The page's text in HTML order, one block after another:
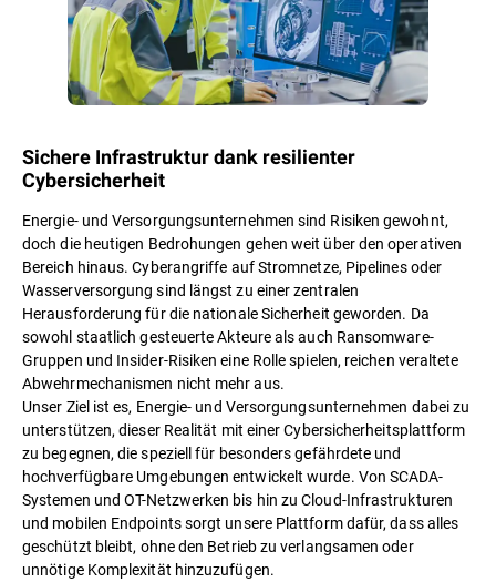
Sichere Infrastruktur dank resilienter
Cybersicherheit
Energie- und Versorgungsunternehmen sind Risiken gewohnt,
doch die heutigen Bedrohungen gehen weit über den operativen
Bereich hinaus. Cyberangriffe auf Stromnetze, Pipelines oder
Wasserversorgung sind längst zu einer zentralen
Herausforderung für die nationale Sicherheit geworden. Da
sowohl staatlich gesteuerte Akteure als auch Ransomware-
Gruppen und Insider-Risiken eine Rolle spielen, reichen veraltete
Abwehrmechanismen nicht mehr aus.
Unser Ziel ist es, Energie- und Versorgungsunternehmen dabei zu
unterstützen, dieser Realität mit einer Cybersicherheitsplattform
zu begegnen, die speziell für besonders gefährdete und
hochverfügbare Umgebungen entwickelt wurde. Von SCADA-
Systemen und OT-Netzwerken bis hin zu Cloud-Infrastrukturen
und mobilen Endpoints sorgt unsere Plattform dafür, dass alles
geschützt bleibt, ohne den Betrieb zu verlangsamen oder
unnötige Komplexität hinzuzufügen.